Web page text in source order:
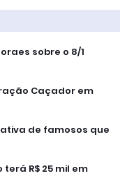
sobre o 8/1
Caçador em
de famosos que
R$ 25 mil em